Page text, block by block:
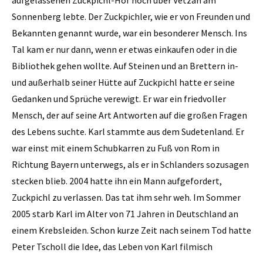
Sonnenberg lebte. Der Zuckpichler, wie er von Freunden und
Bekannten genannt wurde, war ein besonderer Mensch. Ins
Tal kam er nur dann, wenn er etwas einkaufen oder in die
Bibliothek gehen wollte. Auf Steinen und an Brettern in-
und außerhalb seiner Hütte auf Zuckpichl hatte er seine
Gedanken und Sprüche verewigt. Er war ein friedvoller
Mensch, der auf seine Art Antworten auf die großen Fragen
des Lebens suchte. Karl stammte aus dem Sudetenland. Er
war einst mit einem Schubkarren zu Fuß von Rom in
Richtung Bayern unterwegs, als er in Schlanders sozusagen
stecken blieb. 2004 hatte ihn ein Mann aufgefordert,
Zuckpichl zu verlassen. Das tat ihm sehr weh. Im Sommer
2005 starb Karl im Alter von 71 Jahren in Deutschland an
einem Krebsleiden. Schon kurze Zeit nach seinem Tod hatte
Peter Tscholl die Idee, das Leben von Karl filmisch